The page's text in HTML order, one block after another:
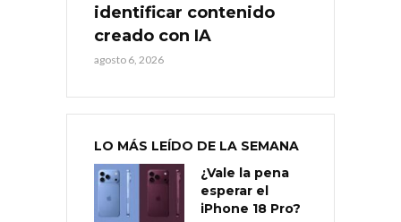
identificar contenido
creado con IA
agosto 6, 2026
LO MÁS LEÍDO DE LA SEMANA
¿Vale la pena
esperar el
iPhone 18 Pro?